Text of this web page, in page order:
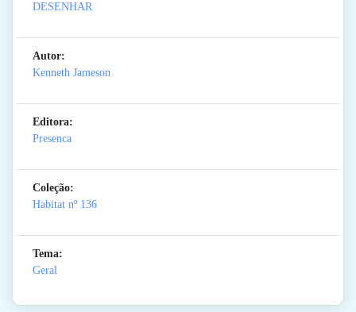
DESENHAR
Autor:
Kenneth Jameson
Editora:
Presenca
Coleção:
Habitat nº 136
Tema:
Geral